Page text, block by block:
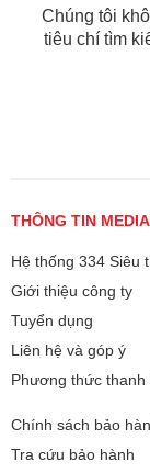
Chúng tôi
tiêu chí tìm
THÔNG TIN
Hệ thống 334 Siêu
Giới thiệu công ty
Tuyển dụng
Liên hệ và góp ý
Phương thức thanh
Chính sách bảo
Tra cứu bảo hành